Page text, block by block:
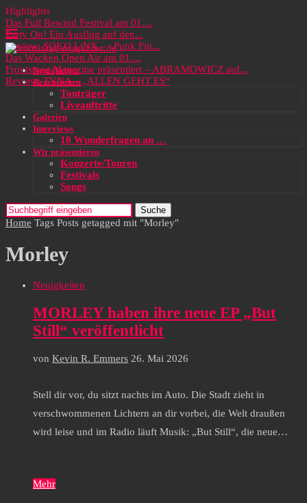
Highlights
Das Full Rewind Festival am 01....
Party On! Ein Ausflug auf den...
Review: SOKO LiNX – „Punk Für...
Das Wacken Open Air am 01....
Frontstage Magazine präsentiert – ABRAMOWICZ auf...
Review: TYNA – „ALLEN GEHT ES“
Neuigkeiten
Rezensionen
Tonträger
Liveauftritte
Galerien
Interviews
10 Wunderfragen an …
Wir präsentieren
Konzerte/Touren
Festivals
Songs
Suche
Home Tags Posts getagged mit "Morley"
Morley
Neuigkeiten
MORLEY haben ihre neue EP „But
Still“ veröffentlicht
von Kevin R. Emmers 26. Mai 2026
Stell dir vor, du sitzt nachts im Auto. Die Stadt zieht in
verschwommenen Lichtern an dir vorbei, die Welt draußen
wird leise und im Radio läuft Musik: „But Still“, die neue…
Mehr